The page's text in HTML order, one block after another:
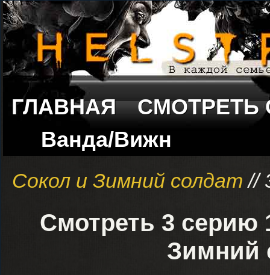
ГЛАВНАЯ
СМОТРЕТЬ
Ванда/Вижн
Сокол и Зимний солдат //
Смотреть 3 серию
Зимний